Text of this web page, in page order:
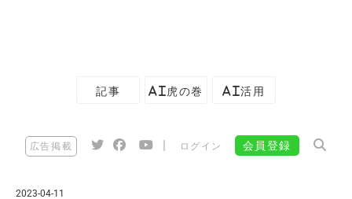
記事 AI虎の巻 AI活用
広告掲載 ログイン 会員登録
2023-04-11